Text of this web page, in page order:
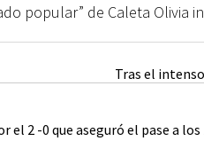
popular” de Caleta Olivia
el 2 -0 que aseguró el pase a